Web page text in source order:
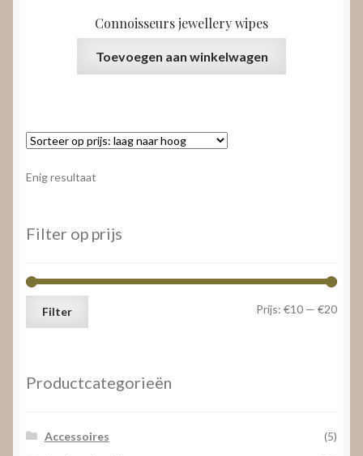
Connoisseurs jewellery wipes
Toevoegen aan winkelwagen
Enig resultaat
Filter op prijs
Min.
Max.
Filter Prijs: €10 — €20
Productcategorieën
Accessoires
(5)